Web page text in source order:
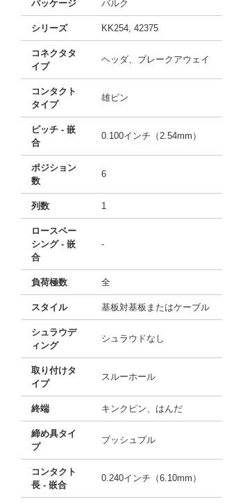
パッケージ バルク
シリーズ KK254, 42375
コネクタタ
イプ
ヘッダ、ブレークアウェイ
コンタクト
タイプ
雄ピン
ピッチ - 嵌
合
0.100インチ（2.54mm）
ポジション
数
6
列数 1
ロースペー
シング - 嵌
合
-
負荷極数 全
スタイル 基板対基板またはケーブル
シュラウデ
ィング
シュラウドなし
取り付けタ
イプ
スルーホール
終端 キンクピン、はんだ
締め具タイ
プ
プッシュプル
コンタクト
長 - 嵌合
0.240インチ（6.10mm）